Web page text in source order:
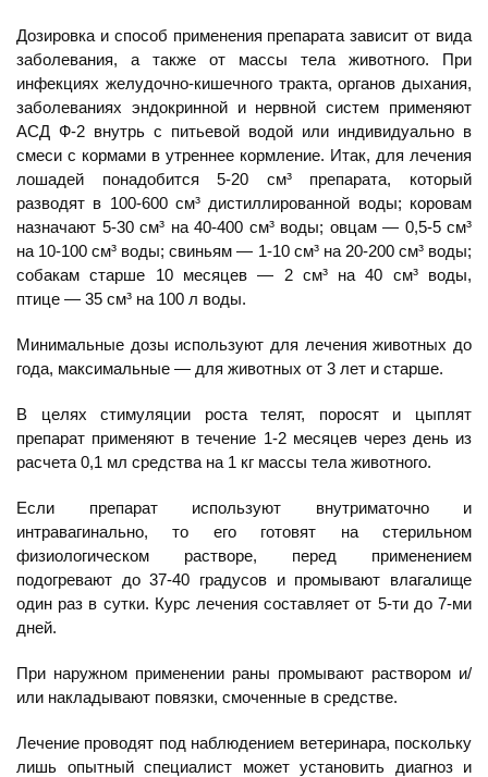
Дозировка и способ применения препарата зависит от вида
заболевания, а также от массы тела животного. При
инфекциях желудочно-кишечного тракта, органов дыхания,
заболеваниях эндокринной и нервной систем применяют
АСД Ф-2 внутрь с питьевой водой или индивидуально в
смеси с кормами в утреннее кормление. Итак, для лечения
лошадей понадобится 5-20 см³ препарата, который
разводят в 100-600 см³ дистиллированной воды; коровам
назначают 5-30 см³ на 40-400 см³ воды; овцам — 0,5-5 см³
на 10-100 см³ воды; свиньям — 1-10 см³ на 20-200 см³ воды;
собакам старше 10 месяцев — 2 см³ на 40 см³ воды,
птице — 35 см³ на 100 л воды.
Минимальные дозы используют для лечения животных до
года, максимальные — для животных от 3 лет и старше.
В целях стимуляции роста телят, поросят и цыплят
препарат применяют в течение 1-2 месяцев через день из
расчета 0,1 мл средства на 1 кг массы тела животного.
Если препарат используют внутриматочно и
интравагинально, то его готовят на стерильном
физиологическом растворе, перед применением
подогревают до 37-40 градусов и промывают влагалище
один раз в сутки. Курс лечения составляет от 5-ти до 7-ми
дней.
При наружном применении раны промывают раствором и/
или накладывают повязки, смоченные в средстве.
Лечение проводят под наблюдением ветеринара, поскольку
лишь опытный специалист может установить диагноз и